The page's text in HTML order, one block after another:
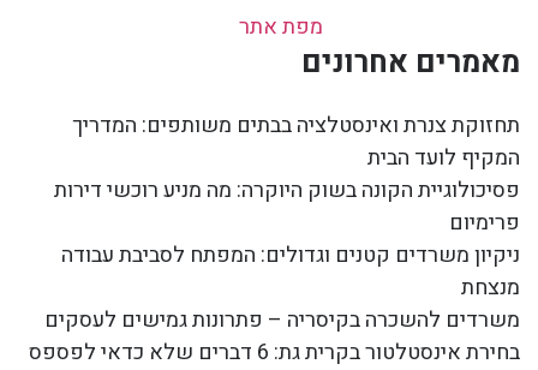
מפת אתר
מאמרים אחרונים
תחזוקת צנרת ואינסטלציה בבתים משותפים: המדריך
המקיף לועד הבית
פסיכולוגיית הקונה בשוק היוקרה: מה מניע רוכשי דירות
פרימיום
ניקיון משרדים קטנים וגדולים: המפתח לסביבת עבודה
מנצחת
משרדים להשכרה בקיסריה – פתרונות גמישים לעסקים
בחירת אינסטלטור בקרית גת: 6 דברים שלא כדאי לפספס